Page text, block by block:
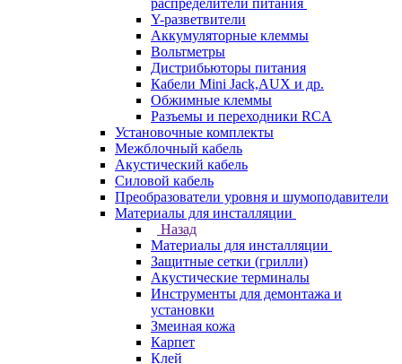
распределители питания
Y-разветвители
Аккумуляторные клеммы
Вольтметры
Дистрибьюторы питания
Кабели Mini Jack,AUX и др.
Обжимные клеммы
Разъемы и переходники RCA
Установочные комплекты
Межблочный кабель
Акустический кабель
Силовой кабель
Преобразователи уровня и шумоподавители
Материалы для инсталляции
Назад
Материалы для инсталляции
Защитные сетки (грилли)
Акустические терминалы
Инструменты для демонтажа и
установки
Змеиная кожа
Карпет
Клей